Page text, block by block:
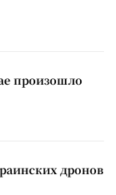
произошло
дронов